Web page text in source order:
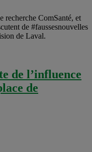
recherche ComSanté, et
de #faussesnouvelles
de Laval.
de l’influence
de